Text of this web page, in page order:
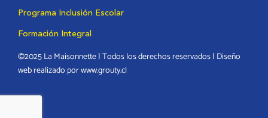
Programa Inclusión Escolar
Formación Integral
©2025 La Maisonnette | Todos los derechos reservados | Diseño
web realizado por www.grouty.cl